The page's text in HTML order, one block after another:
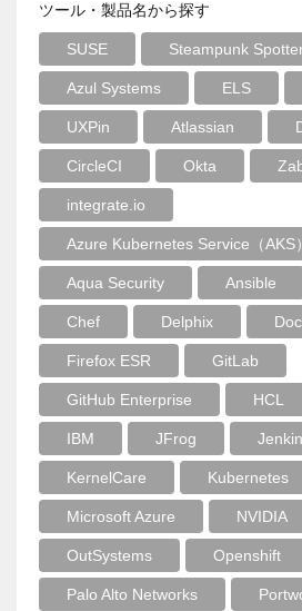
ツール・製品名から探す
SUSE Steampunk
Azul Systems ELS
UXPin Atlassian
CircleCI Okta
integrate.io
Azure Kubernetes Service（AKS）
Aqua Security Ansible
Chef Delphix
Firefox ESR GitLab
GitHub Enterprise HCL
IBM JFrog
KernelCare Kubernetes
Microsoft Azure NVIDIA
OutSystems Openshift
Palo Alto Networks